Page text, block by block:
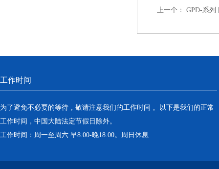
上一个： GPD-系列
工作时间
为了避免不必要的等待，敬请注意我们的工作时间 。以下是我们的正常
工作时间，中国大陆法定节假日除外。
工作时间：周一至周六 早8:00-晚18:00。周日休息